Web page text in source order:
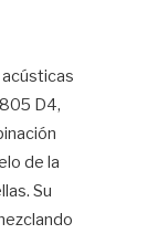
D4,
de la
Su